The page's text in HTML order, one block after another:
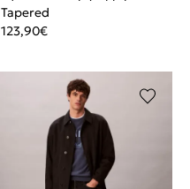
Tapered
123,90€